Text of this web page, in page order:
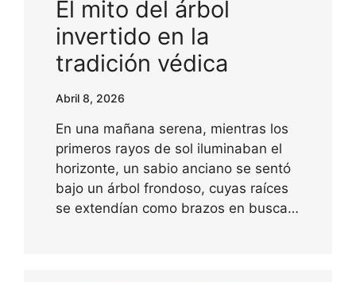
El mito del árbol
invertido en la
tradición védica
Abril 8, 2026
En una mañana serena, mientras los
primeros rayos de sol iluminaban el
horizonte, un sabio anciano se sentó
bajo un árbol frondoso, cuyas raíces
se extendían como brazos en busca…